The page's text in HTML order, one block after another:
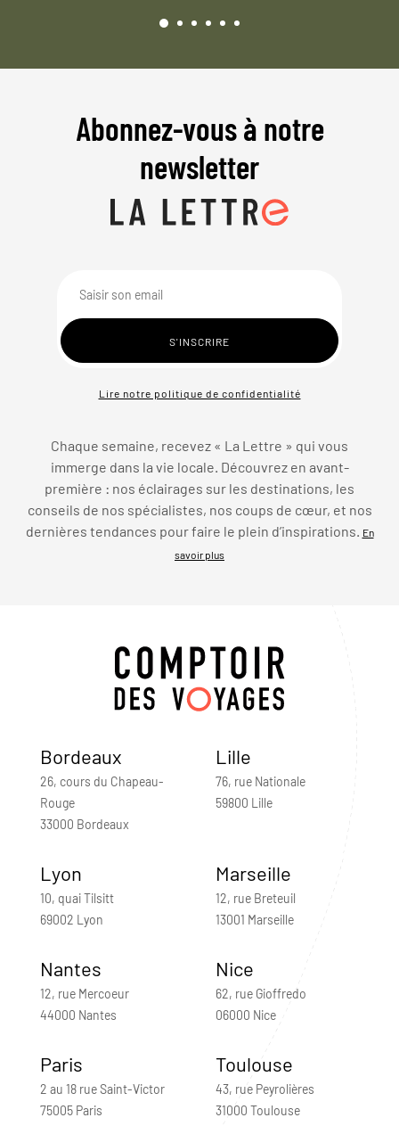
Abonnez-vous à notre
newsletter
Lire notre politique de confidentialité
Chaque semaine, recevez « La Lettre » qui vous
immerge dans la vie locale. Découvrez en avant-
première : nos éclairages sur les destinations, les
conseils de nos spécialistes, nos coups de cœur, et nos
dernières tendances pour faire le plein d’inspirations. En
savoir plus
Bordeaux
26, cours du Chapeau-
Rouge
33000 Bordeaux
Lille
76, rue Nationale
59800 Lille
Lyon
10, quai Tilsitt
69002 Lyon
Marseille
12, rue Breteuil
13001 Marseille
Nantes
12, rue Mercoeur
44000 Nantes
Nice
62, rue Gioffredo
06000 Nice
Paris
2 au 18 rue Saint-Victor
75005 Paris
Toulouse
43, rue Peyrolières
31000 Toulouse